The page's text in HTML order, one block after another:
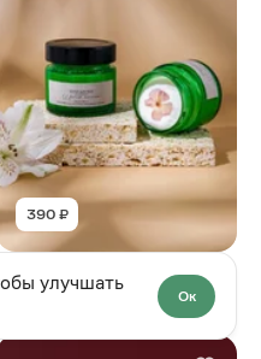
390 ₽
Баттер для тела "Шёпот
ангела"
улучшать
Ок